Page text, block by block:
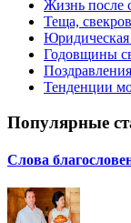
Жизнь после
Теща,
Годовщины
Тенденции
Популярные
Слова